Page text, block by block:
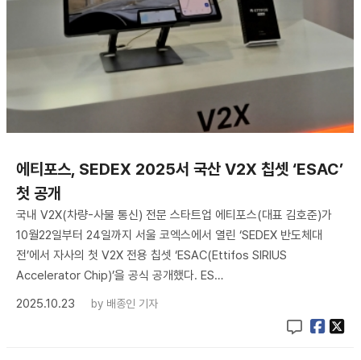
에티포스, SEDEX 2025서 국산 V2X 칩셋 ‘ESAC’
첫 공개
국내 V2X(차량-사물 통신) 전문 스타트업 에티포스(대표 김호준)가
10월22일부터 24일까지 서울 코엑스에서 열린 ‘SEDEX 반도체대
전’에서 자사의 첫 V2X 전용 칩셋 ‘ESAC(Ettifos SIRIUS
Accelerator Chip)’을 공식 공개했다. ES…
2025.10.23
by 배종인 기자